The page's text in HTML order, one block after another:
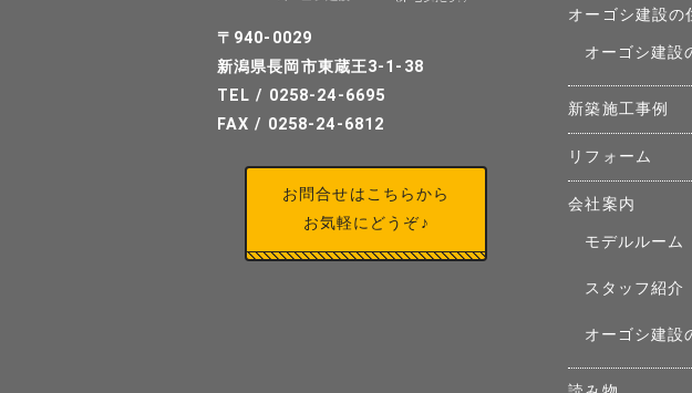
〒940-0029
新潟県長岡市東蔵王3-1-38
TEL / 0258-24-6695
FAX / 0258-24-6812
お問合せはこちらから
お気軽にどうぞ♪
オーゴシ建設の
オーゴシ建設
新築施工事例
リフォーム
会社案内
モデルルーム
スタッフ紹介
オーゴシ建設